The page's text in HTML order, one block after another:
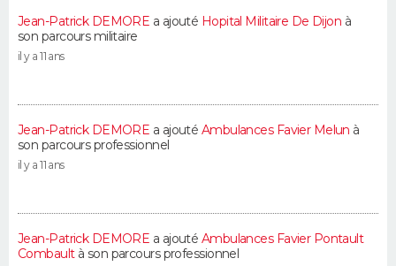
Jean-Patrick DEMORE a ajouté Hopital Militaire De Dijon à
son parcours militaire
il y a 11 ans
Jean-Patrick DEMORE a ajouté Ambulances Favier Melun à
son parcours professionnel
il y a 11 ans
Jean-Patrick DEMORE a ajouté Ambulances Favier Pontault
Combaultà son parcours professionnel